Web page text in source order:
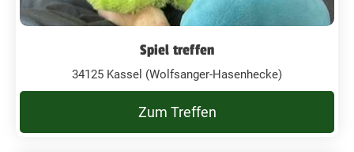
Spiel treffen
34125 Kassel (Wolfsanger-Hasenhecke)
Zum Treffen